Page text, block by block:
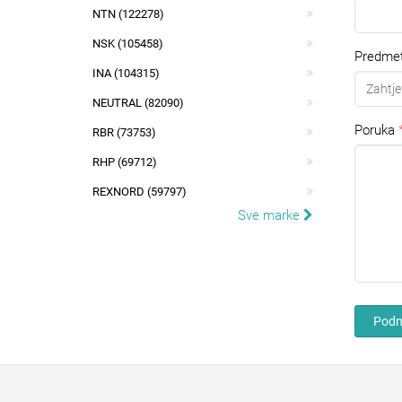
Poruka
NTN (122278)
NSK (105458)
INA (104315)
NEUTRAL (82090)
RBR (73753)
RHP (69712)
REXNORD (59797)
Sve marke